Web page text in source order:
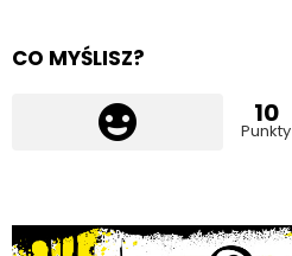
CO MYŚLISZ?
10
Punkty